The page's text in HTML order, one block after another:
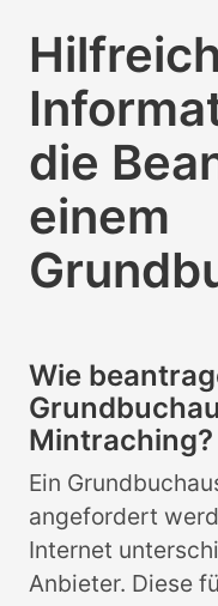
die
einem
Wie
Mintraching?
Ein
angefordert
Internet
Anbieter. Diese